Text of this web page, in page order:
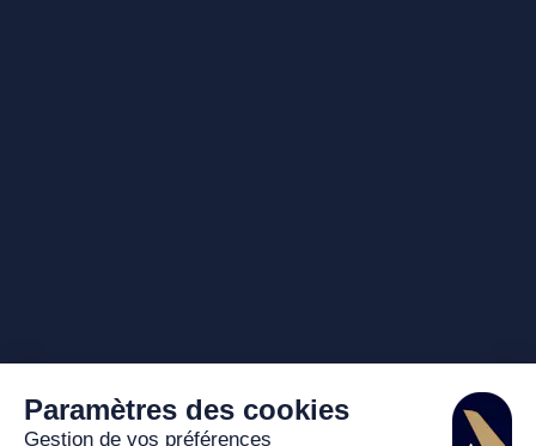
Paramètres des cookies
Gestion de vos préférences